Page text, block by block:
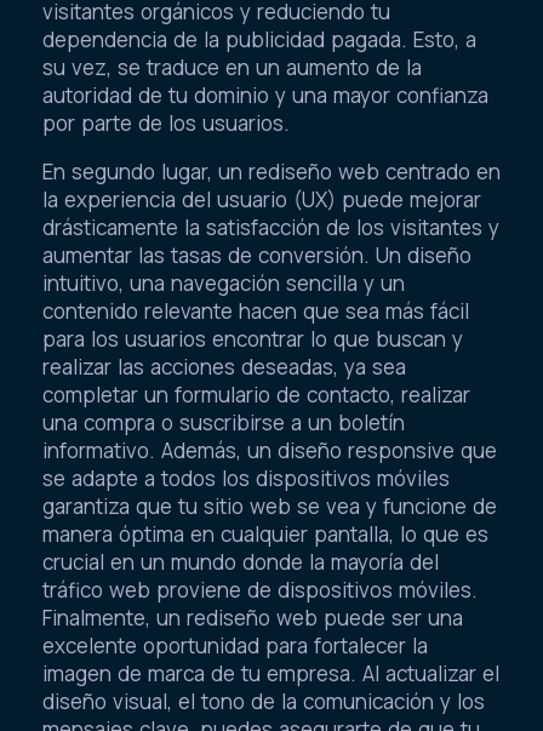
visitantes orgánicos y reduciendo tu
dependencia de la publicidad pagada. Esto, a
su vez, se traduce en un aumento de la
autoridad de tu dominio y una mayor confianza
por parte de los usuarios.
En segundo lugar, un rediseño web centrado en
la experiencia del usuario (UX) puede mejorar
drásticamente la satisfacción de los visitantes y
aumentar las tasas de conversión. Un diseño
intuitivo, una navegación sencilla y un
contenido relevante hacen que sea más fácil
para los usuarios encontrar lo que buscan y
realizar las acciones deseadas, ya sea
completar un formulario de contacto, realizar
una compra o suscribirse a un boletín
informativo. Además, un diseño responsive que
se adapte a todos los dispositivos móviles
garantiza que tu sitio web se vea y funcione de
manera óptima en cualquier pantalla, lo que es
crucial en un mundo donde la mayoría del
tráfico web proviene de dispositivos móviles.
Finalmente, un rediseño web puede ser una
excelente oportunidad para fortalecer la
imagen de marca de tu empresa. Al actualizar el
diseño visual, el tono de la comunicación y los